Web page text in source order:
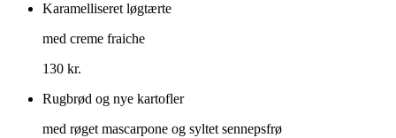
Karamelliseret løgtærte
med creme fraiche
130 kr.
Rugbrød og nye kartofler
med røget mascarpone og syltet sennepsfrø